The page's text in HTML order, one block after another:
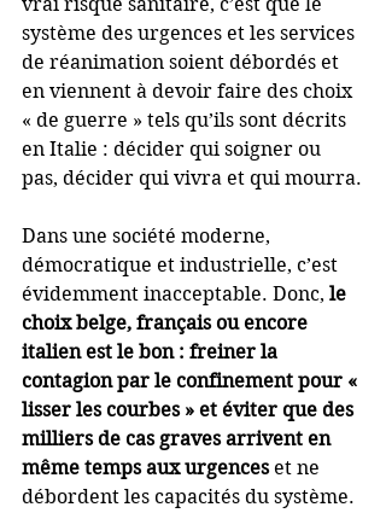
système des urgences et les services
de réanimation soient débordés et
en viennent à devoir faire des choix
« de guerre » tels qu’ils sont décrits
en Italie : décider qui soigner ou
pas, décider qui vivra et qui mourra.
Dans une société moderne,
démocratique et industrielle, c’est
évidemment inacceptable. Donc, le
choix belge, français ou encore
italien est le bon : freiner la
contagion par le confinement pour «
lisser les courbes » et éviter que des
milliers de cas graves arrivent en
même temps aux urgences et ne
débordent les capacités du système.